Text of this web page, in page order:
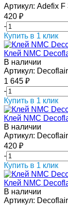
Артикул: Adefix F
420 ₽
-
Купить в 1 клик
Клей NMC
В наличии
Артикул:
1 645 ₽
-
Купить в 1 клик
Клей NMC
В наличии
Артикул:
420 ₽
-
Купить в 1 клик
Клей NMC
В наличии
Артикул: